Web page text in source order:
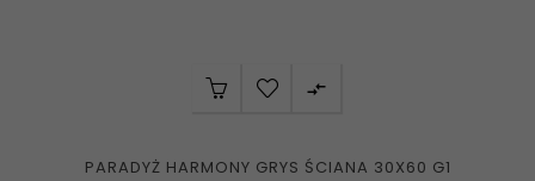

PARADYŻ HARMONY GRYS ŚCIANA 30X60 G1